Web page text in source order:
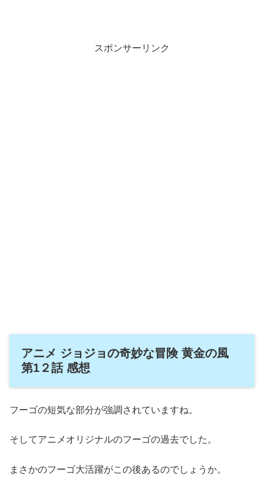
スポンサーリンク
アニメ ジョジョの奇妙な冒険 黄金の風
第1２話 感想
フーゴの短気な部分が強調されていますね。
そしてアニメオリジナルのフーゴの過去でした。
まさかのフーゴ大活躍がこの後あるのでしょうか。